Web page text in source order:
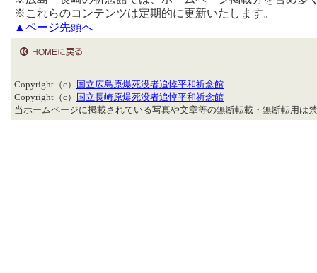
※これらのコンテンツは定期的に更新いたします。
▲ページ先頭へ
Copyright（c）
国立広島原爆死没者追悼平和祈念館
Copyright（c）
国立長崎原爆死没者追悼平和祈念館
当ホームページに掲載されている写真や文章等の無断転載・無断転用は